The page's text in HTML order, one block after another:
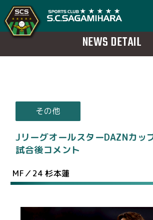
NEWS DETAIL
その他
JリーグオールスターDAZNカッ
試合後コメント
MF／24 杉本蓮